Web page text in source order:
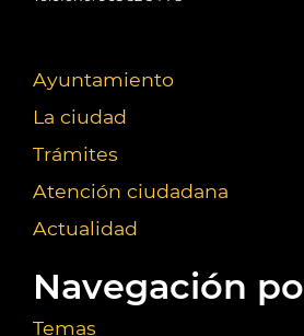
Ayuntamiento
La ciudad
Trámites
Atención ciudadana
Actualidad
Navegación
Temas